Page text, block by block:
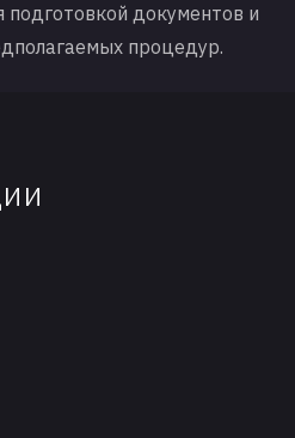
документов и
процедур.